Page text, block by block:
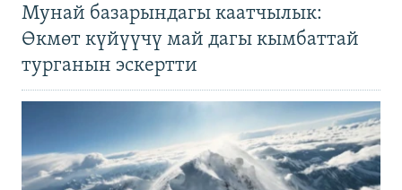
Мунай базарындагы каатчылык:
Өкмөт күйүүчү май дагы кымбаттай
турганын эскертти